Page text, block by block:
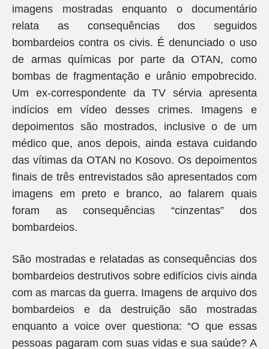
imagens mostradas enquanto o documentário
relata as consequências dos seguidos
bombardeios contra os civis. É denunciado o uso
de armas químicas por parte da OTAN, como
bombas de fragmentação e urânio empobrecido.
Um ex-correspondente da TV sérvia apresenta
indícios em vídeo desses crimes. Imagens e
depoimentos são mostrados, inclusive o de um
médico que, anos depois, ainda estava cuidando
das vítimas da OTAN no Kosovo. Os depoimentos
finais de três entrevistados são apresentados com
imagens em preto e branco, ao falarem quais
foram as consequências “cinzentas” dos
bombardeios.
São mostradas e relatadas as consequências dos
bombardeios destrutivos sobre edifícios civis ainda
com as marcas da guerra. Imagens de arquivo dos
bombardeios e da destruição são mostradas
enquanto a voice over questiona: “O que essas
pessoas pagaram com suas vidas e sua saúde? A